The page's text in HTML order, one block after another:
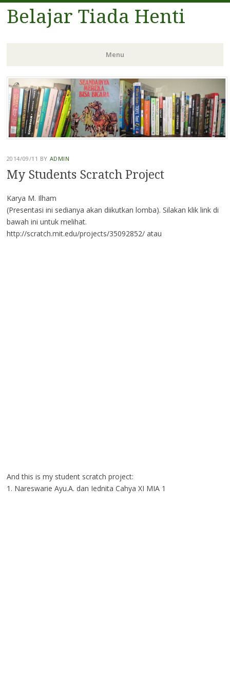
Belajar Tiada Henti
Menu
Skip
to
content
2014/09/11 BY ADMIN
My Students Scratch Project
Karya M. Ilham
(Presentasi ini sedianya akan diikutkan lomba). Silakan klik link di
bawah ini untuk melihat.
http://scratch.mit.edu/projects/35092852/ atau
And this is my student scratch project:
1. Nareswarie Ayu.A. dan Iednita Cahya XI MIA 1